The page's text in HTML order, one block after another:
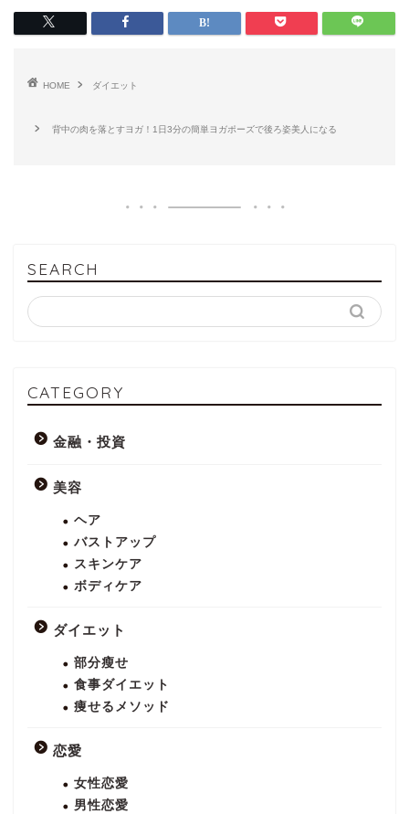
HOME ダイエット
背中の肉を落とすヨガ！1日3分の簡単ヨガポーズで後ろ姿美人になる
SEARCH
CATEGORY
金融・投資
美容
ヘア
バストアップ
スキンケア
ボディケア
ダイエット
部分瘦せ
食事ダイエット
痩せるメソッド
恋愛
女性恋愛
男性恋愛